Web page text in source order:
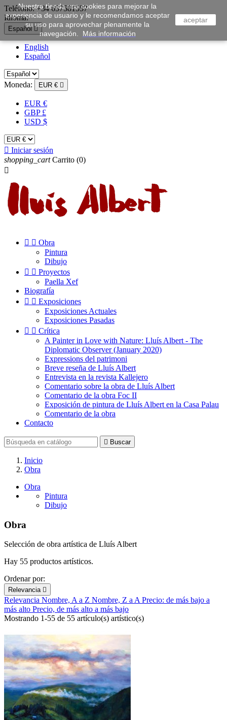
Teléfono:+34 657581557
Idioma:
Español 
English
Español
Moneda: EUR € 
EUR €
GBP £
USD $
 Iniciar sesión
shopping_cart Carrito (0)

  Obra
Pintura
Dibujo
  Proyectos
Paella Xef
Biografía
  Exposiciones
Exposiciones Actuales
Exposiciones Pasadas
  Crítica
A Painter in Love with Nature: Lluís Albert - The
Diplomatic Observer (January 2020)
Expressions del patrimoni
Breve reseña de Lluís Albert
Entrevista en la revista Kallejero
Comentario sobre la obra de Lluís Albert
Comentario de la obra Foc II
Exposición de pintura de Lluís Albert en la Casa Palau
Comentario de la obra
Contacto
 Buscar
Inicio
Obra
Obra
Pintura
Dibujo
Obra
Selección de obra artística de Lluís Albert
Hay 55 productos artísticos.
Ordenar por:
Relevancia 
Relevancia Nombre, A a Z Nombre, Z a APrecio: de más bajo a
más alto Precio, de más alto a más bajo
Mostrando 1-55 de 55 artículo(s) artístico(s)
Nuestra tienda usa cookies para mejorar la
experiencia de usuario y le recomendamos aceptar
su uso para aprovechar plenamente la
navegación.
Más información
aceptar